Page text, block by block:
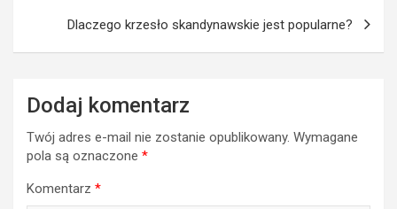
Dlaczego krzesło skandynawskie jest popularne?
Dodaj komentarz
Twój adres e-mail nie zostanie opublikowany. Wymagane
pola są oznaczone *
Komentarz *